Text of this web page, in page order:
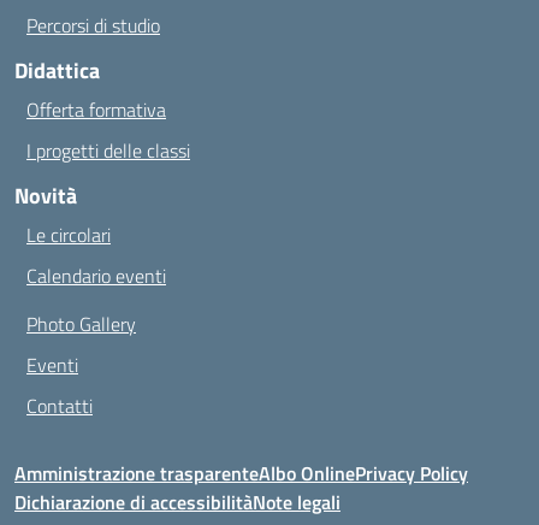
Percorsi di studio
Didattica
Offerta formativa
I progetti delle classi
Novità
Le circolari
Calendario eventi
Photo Gallery
Eventi
Contatti
Amministrazione trasparenteAlbo OnlinePrivacy Policy
Dichiarazione di accessibilitàNote legali